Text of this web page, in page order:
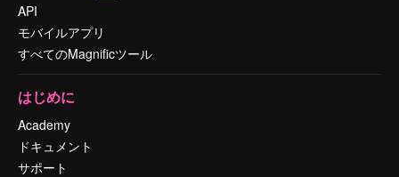
API
モバイルアプリ
すべてのMagnificツール
はじめに
Academy
ドキュメント
サポート